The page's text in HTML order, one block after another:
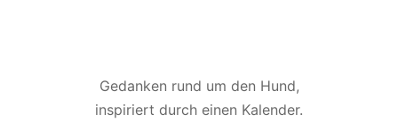
Gedanken rund um den Hund,
inspiriert durch einen Kalender.